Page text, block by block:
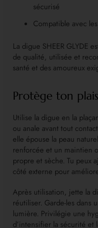
sécurisé
Compatible avec
La digue SHEER GLYDE
de qualité, utilisée et
santé et des amoureux
Protège ton
Utilise la digue en la
ou anale avant tout
elle épouse la peau
renforcée et un maintien
propre et sèche. Tu peux
côté externe pour
Après utilisation, jette la
réutiliser. Garde-les dans
lumière. Privilégie une
d’intensifier la sécurité et